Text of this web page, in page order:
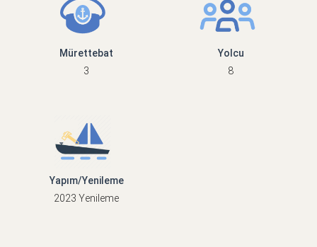
Mürettebat
3
Yolcu
8
Yapım/Yenileme
2023 Yenileme